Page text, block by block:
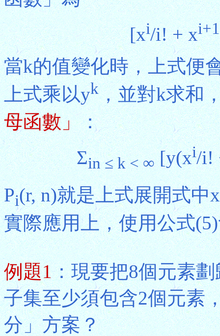
[xi/i! + xi+1
當k的值變化時，上式便
上式乘以yk，並對k求和
母函數」：
Σin ≤ k < ∞[y(xi/i!
Pi(r, n)就是上式展開式中x
實際應用上，使用公式
例題1：現要把8個元素
子集至少須包含2個元素
分」方案？